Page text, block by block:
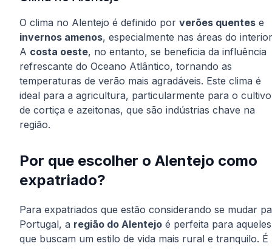
O clima no Alentejo é definido por verões quentes e
invernos amenos, especialmente nas áreas do
A costa oeste, no entanto, se beneficia da influência
refrescante do Oceano Atlântico, tornando as
temperaturas de verão mais agradáveis. Este clima é
ideal para a agricultura, particularmente para o cultivo
de cortiça e azeitonas, que são indústrias chave na
região.
Por que escolher o Alentejo como
expatriado?
Para expatriados que estão considerando se mudar
Portugal, a região do Alentejo é perfeita para aqueles
que buscam um estilo de vida mais rural e tranquilo. É